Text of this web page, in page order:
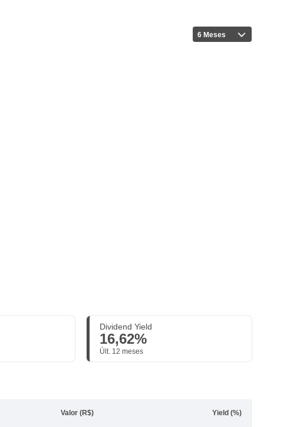
6 Meses
Dividend Yield
16,62%
Últ. 12 meses
Valor (R$) Yield (%)